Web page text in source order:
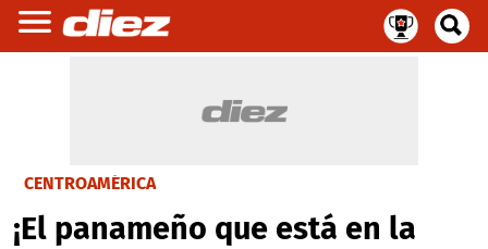
CENTROAMÉRICA
¡El panameño que está en la